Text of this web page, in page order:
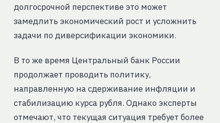
долгосрочной перспективе это может
замедлить экономический рост и усложнить
задачи по диверсификации экономики.
В то же время Центральный банк России
продолжает проводить политику,
направленную на сдерживание инфляции и
стабилизацию курса рубля. Однако эксперты
отмечают, что текущая ситуация требует более